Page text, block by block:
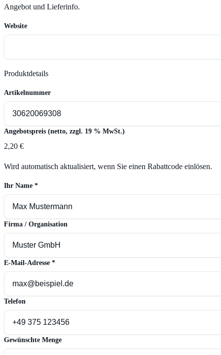
Angebot und Lieferinfo.
Website
Produktdetails
Artikelnummer
Angebotspreis (netto, zzgl. 19 % MwSt.)
2,20 €
Wird automatisch aktualisiert, wenn Sie einen Rabattcode einlösen.
Ihr Name *
Firma / Organisation
E-Mail-Adresse *
Telefon
Gewünschte Menge